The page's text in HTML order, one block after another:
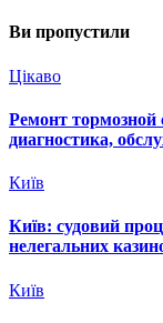
Ви пропустили
Цікаво
Ремонт
диагностика,
Київ
Київ: судовий
нелегальних
Київ